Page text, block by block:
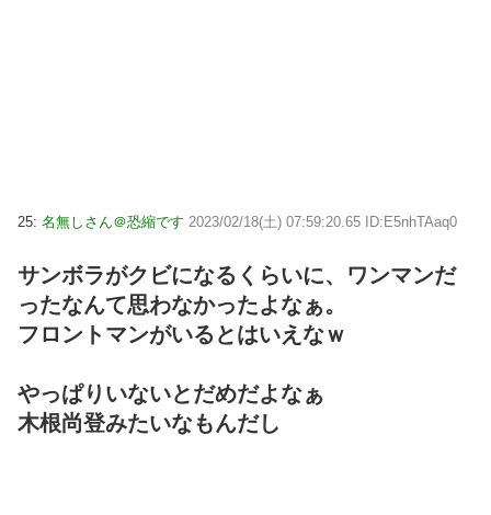
25: 名無しさん＠恐縮です 2023/02/18(土) 07:59:20.65 ID:E5nhTAaq0
サンボラがクビになるくらいに、ワンマンだ
ったなんて思わなかったよなぁ。
フロントマンがいるとはいえなｗ
やっぱりいないとだめだよなぁ
木根尚登みたいなもんだし